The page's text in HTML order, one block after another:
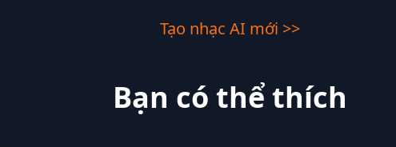
Tạo nhạc AI mới >>
Bạn có thể thích